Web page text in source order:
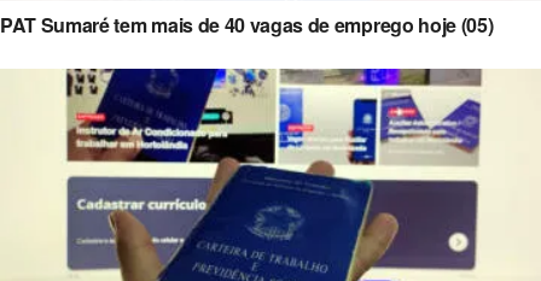
PAT Sumaré tem mais de 40 vagas de emprego hoje (05)